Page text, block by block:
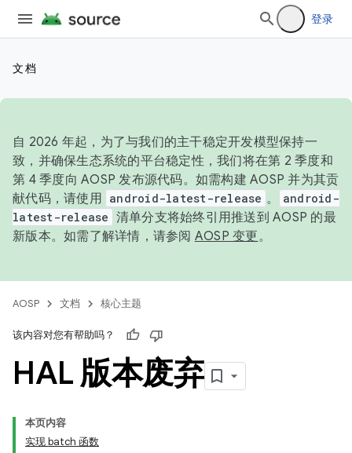
登录
文档
自 2026 年起，为了与我们的主干稳定开发模型保持一
致，并确保生态系统的平台稳定性，我们将在第 2 季度和
第 4 季度向 AOSP 发布源代码。如需构建 AOSP 并为其贡
献代码，请使用 android-latest-release 。
android-
latest-release 清单分支将始终引用推送到 AOSP 的最
新版本。如需了解详情，请参阅 AOSP 变更。
AOSP 文档 核心主题
该内容对您有帮助吗？
HAL 版本废弃
本页内容
实现 batch 函数